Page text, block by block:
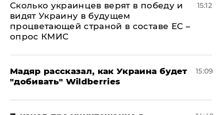
Сколько украинцев верят в победу и
видят Украину в будущем
процветающей страной в составе ЕС –
опрос КМИС
15:12
Мадяр рассказал, как Украина будет
"добивать" Wildberries
15:09